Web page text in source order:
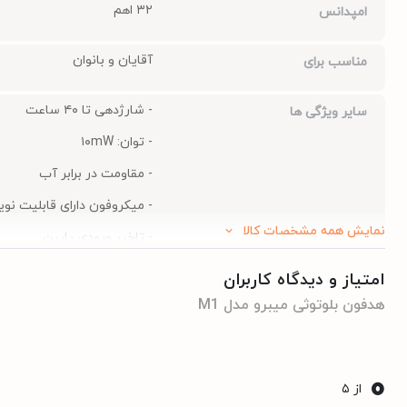
امپدانس ۳۲ اهم
مناسب برای آقایان و بانوان
سایر ویژگی ها
- شارژدهی تا ۴۰ ساعت
- توان: ۱۰mW
- مقاومت در برابر آب
- میکروفون دارای قابلیت
- تاخیر ورودی پایین
نمایش همه مشخصات کالا
امتیاز و دیدگاه کاربران
هدفون بلوتوثی میبرو مدل M1
0
از ۵